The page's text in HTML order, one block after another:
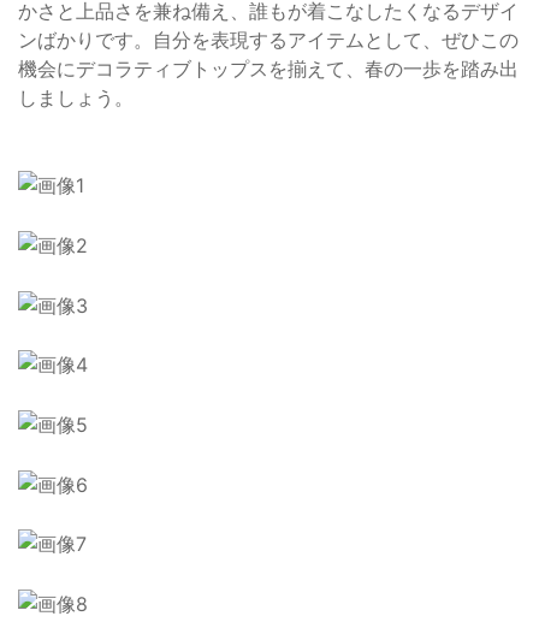
かさと上品さを兼ね備え、誰もが着こなしたくなるデザイ
ンばかりです。自分を表現するアイテムとして、ぜひこの
機会にデコラティブトップスを揃えて、春の一歩を踏み出
しましょう。